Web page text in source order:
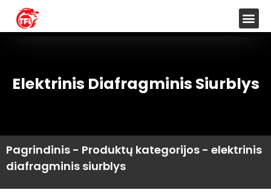
Elektrinis Diafragminis Siurblys
Pagrindinis - Produktų kategorijos - elektrinis
diafragminis siurblys